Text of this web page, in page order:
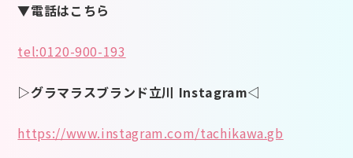
▼電話はこちら
tel:0120-900-193
▷グラマラスブランド立川 Instagram◁
https://www.instagram.com/tachikawa.gb